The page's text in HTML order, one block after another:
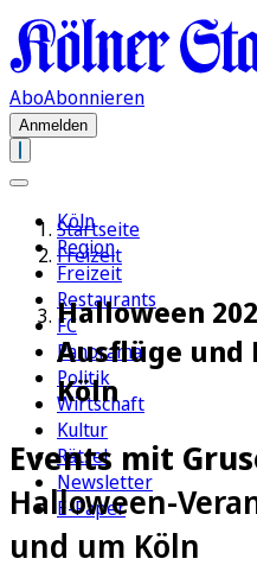
AboAbonnieren
Anmelden
Köln
Region
Freizeit
Restaurants
FC
Panorama
Politik
Wirtschaft
Kultur
Rätsel
Newsletter
E-Paper
Startseite
Freizeit
Halloween
Ausflüge und
Köln
Events mit
Halloween-
und um Köln